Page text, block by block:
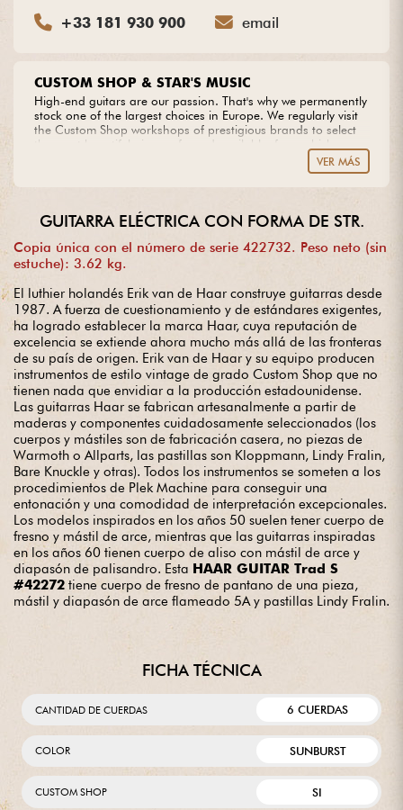
CUSTOM SHOP & STAR'S MUSIC
High-end guitars are our passion. That's why we permanently
stock one of the largest choices in Europe. We regularly visit
the Custom Shop workshops of prestigious brands to select
the most beautiful pieces of wood available, from which we
create our own models. Do you dream of an extraordinary
guitar? Entrust us with your project with complete peace of
VER MÁS
+33 181 930 900 email
GUITARRA ELÉCTRICA CON FORMA DE STR.
Copia única con el número de serie 422732. Peso neto (sin
estuche): 3.62 kg.
El luthier holandés Erik van de Haar construye guitarras desde
1987. A fuerza de cuestionamiento y de estándares exigentes,
ha logrado establecer la marca Haar, cuya reputación de
excelencia se extiende ahora mucho más allá de las fronteras
de su país de origen. Erik van de Haar y su equipo producen
instrumentos de estilo vintage de grado Custom Shop que no
tienen nada que envidiar a la producción estadounidense.
Las guitarras Haar se fabrican artesanalmente a partir de
maderas y componentes cuidadosamente seleccionados (los
cuerpos y mástiles son de fabricación casera, no piezas de
Warmoth o Allparts, las pastillas son Kloppmann, Lindy Fralin,
Bare Knuckle y otras). Todos los instrumentos se someten a los
procedimientos de Plek Machine para conseguir una
entonación y una comodidad de interpretación excepcionales.
Los modelos inspirados en los años 50 suelen tener cuerpo de
fresno y mástil de arce, mientras que las guitarras inspiradas
en los años 60 tienen cuerpo de aliso con mástil de arce y
diapasón de palisandro. Esta HAAR GUITAR Trad S
#42272 tiene cuerpo de fresno de pantano de una pieza,
mástil y diapasón de arce flameado 5A y pastillas Lindy Fralin.
FICHA TÉCNICA
CANTIDAD DE CUERDAS 6 CUERDAS
COLOR SUNBURST
CUSTOM SHOP SI